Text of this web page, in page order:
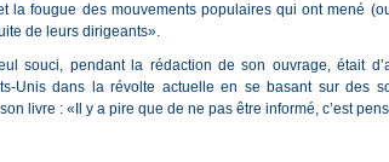
la fougue des mouvements populaires qui ont mené
de leurs dirigeants».
souci, pendant la rédaction de son ouvrage, était
Unis dans la révolte actuelle en se basant sur des
livre : «Il y a pire que de ne pas être informé, c’est